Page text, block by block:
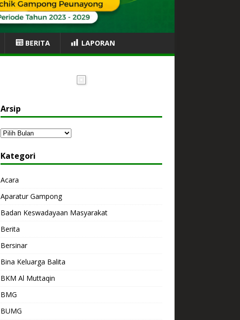
BERITA LAPORAN
Arsip
Kategori
Acara
Aparatur Gampong
Badan Keswadayaan Masyarakat
Berita
Bersinar
Bina Keluarga Balita
BKM Al Muttaqin
BMG
BUMG